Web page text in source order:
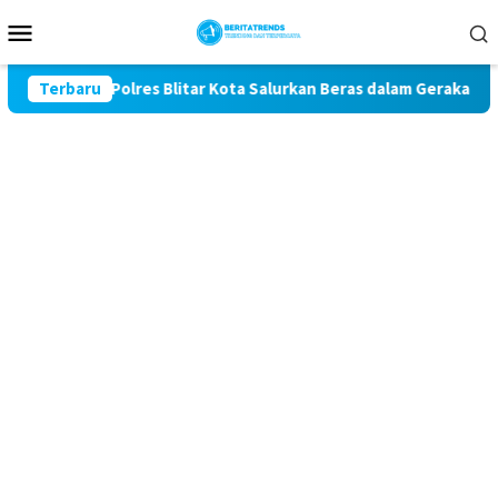
ke
Mobile
Terbaru
81, Polres Blitar Kota Salurkan Beras dalam Gerakan Pangan